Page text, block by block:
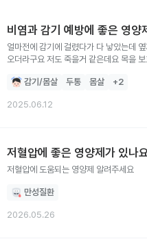
비염과 감기 예방에 좋은 영양
얼마전에 감기에 걸렸다가 다 낳았는데
오더라구요 저도 죽을거 같은데요 목을
감기/몸살 두통 몸살 +2
2025.06.12
저혈압에 좋은 영양제가 있나
저혈압에 도움되는 영양제 알려주세요
만성질환
2026.05.26